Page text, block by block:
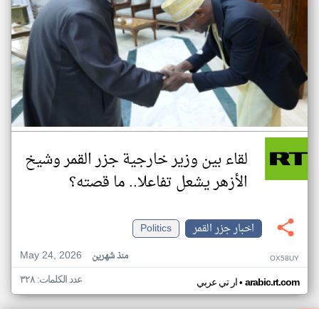
لقاء بين وزير خارجية جزر القمر وشيخ
الأزهر يشعل تفاعلا.. ما قصته؟
اخبار جزر القمر
Politics
May 24, 2026
منذ شهرين OX58UY
ار تي عربي• arabic.rt.com عدد الكلمات: ٣٢٨